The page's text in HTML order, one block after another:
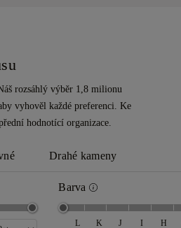
rozsáhlý výběr 1,8 milionu
vyhověl každé preferenci. Ke
hodnotící organizace.
Drahé kameny
Barva
L K J I H